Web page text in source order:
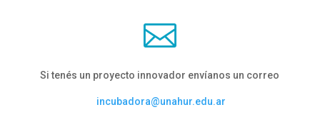

Si tenés un proyecto innovador envíanos un correo
incubadora@unahur.edu.ar